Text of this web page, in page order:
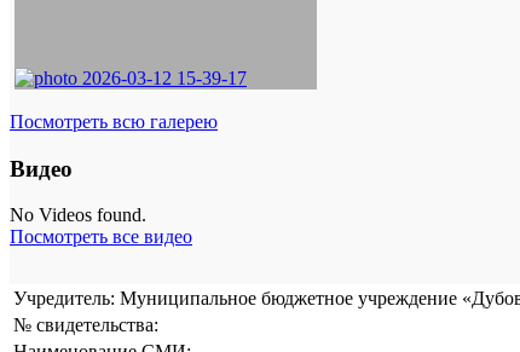
Посмотреть всю галерею
Видео
No Videos found.
Посмотреть все видео
Учредитель: Муниципальное бюджетное учреждение
№ свидетельства: